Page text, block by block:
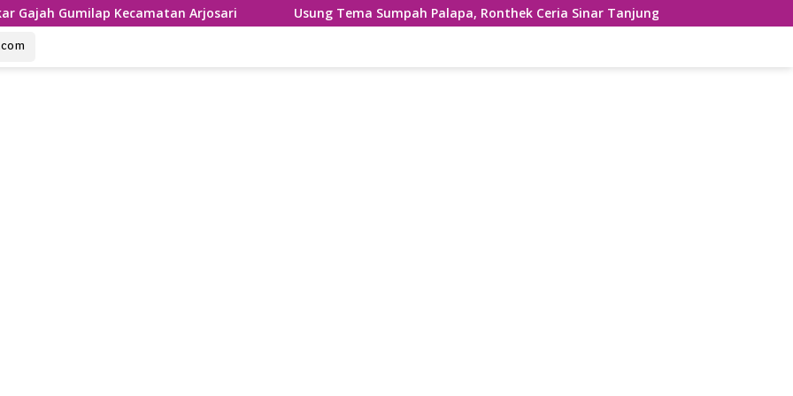
Kecamatan Arjosari Usung Tema Sumpah Palapa, Ronthek Ceria Sinar Tanjung Hibur Masyarakat Pacitan di FRP 2023